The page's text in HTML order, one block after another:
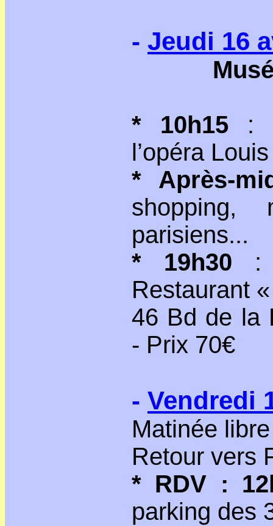
- Jeudi 16
* 10h15:
l’opéra
* Après-
shopping,
parisiens...
* 19h30 :
Restaurant
46 Bd de la
- Prix 70€
- Vendredi
Matinée libre
Retour vers
* RDV :
parking des